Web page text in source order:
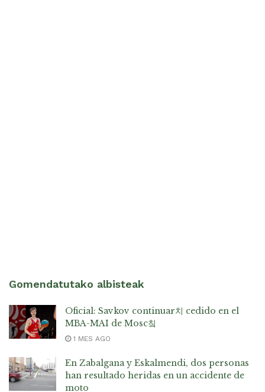
Gomendatutako albisteak
Oficial: Savkov continuar치 cedido en el
MBA-MAI de Mosc칰
1 MES AGO
En Zabalgana y Eskalmendi, dos personas
han resultado heridas en un accidente de
moto